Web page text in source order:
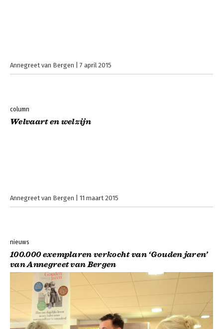
Annegreet van Bergen 7 april 2015
column
Welvaart en welzijn
Annegreet van Bergen 11 maart 2015
nieuws
100.000 exemplaren verkocht van ‘Gouden jaren’
van Annegreet van Bergen